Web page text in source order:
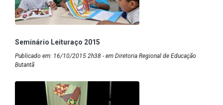
Seminário Leituraço 2015
Publicado em: 16/10/2015 2h38 - em Diretoria Regional de Educação
Butantã